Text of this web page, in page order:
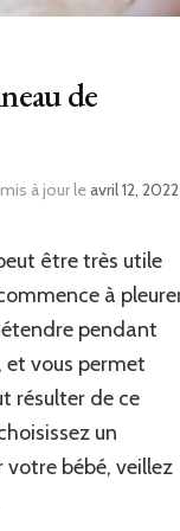
de
mis à jour leavril 12, 2022
être très utile
à
pendant
et vous permet
résulter de ce
un
bébé, veillez